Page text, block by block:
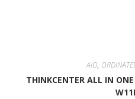
AIO,
THINKCENTER ALL IN